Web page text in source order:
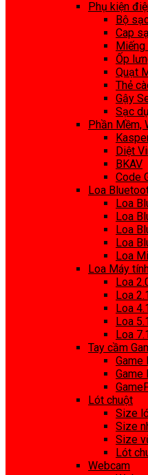
Phụ kiện
Bộ
Cap
Ốp
Quạt
Thẻ
Gậy
Sạc
Phần Mềm,
Diệt
BKAV
Code
Loa
Loa
Loa
Loa
Loa
Loa
Loa Máy
Loa
Loa
Loa
Loa
Loa
Tay cầm
Game
Game
Lót chuột
Size
Size
Size
Lót
Webcam